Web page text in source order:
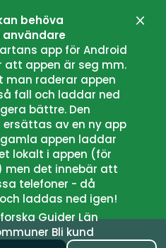
behöva
app för Android
appen är seg mm.
man raderar appen
fall och laddar ned
bättre. Den
av en ny app
appen laddar
lokalt i appen (för
det innebär att
telefoner - då
laddas ned igen!
GuiderLän
Bli kund